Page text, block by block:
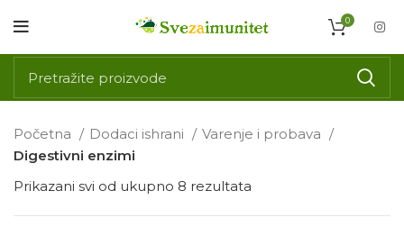
0
Početna Dodaci ishrani
Varenje i probava
Digestivni enzimi
Prikazani svi od ukupno 8 rezultata